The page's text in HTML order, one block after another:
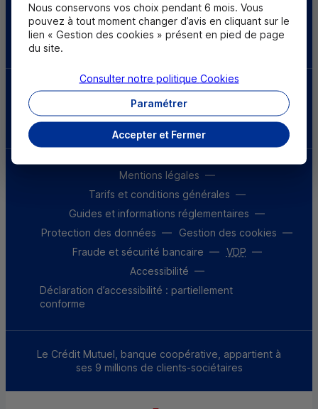
Télécharger l'application
Parrainez un proche et profitez ensemble
Découvrir notre offre
Mentions légales
Tarifs et conditions générales
Guides et informations réglementaires
Protection des données
Gestion des cookies
Fraude et sécurité bancaire
VDP
Accessibilité
Déclaration d’accessibilité : partiellement
conforme
Le Crédit Mutuel, banque coopérative, appartient à
ses 9 millions de clients-sociétaires
Nous conservons vos choix pendant 6 mois. Vous
pouvez à tout moment changer d’avis en cliquant sur le
lien « Gestion des cookies » présent en pied de page
du site.
Accepter et Fermer
Paramétrer
Consulter notre politique Cookies